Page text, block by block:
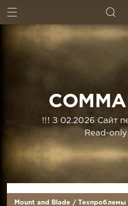
!!! З 02.2026 Сайт
Read-only
Mount and Blade / Техпроблемы